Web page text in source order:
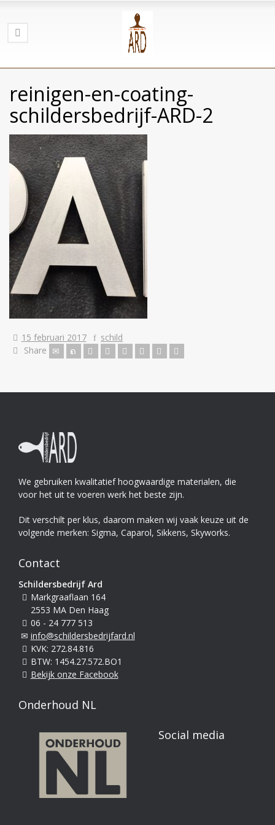
reinigen-en-coating-
schildersbedrijf-ARD-2
15 februari 2017
schild
Share
We gebruiken kwalitatief hoogwaardige materialen, die
voor het uit te voeren werk het beste zijn.
Dit verschilt per klus, daarom maken wij vaak keuze uit de
volgende merken: Sigma, Caparol, Sikkens, Skyworks.
Contact
Schildersbedrijf Ard
Markgraaflaan 164
2553 MA Den Haag
06 - 24 777 513
info@schildersbedrijfard.nl
KVK: 272.84.816
BTW: 1454.27.572.BO1
Bekijk onze Facebook
Onderhoud NL
Social media